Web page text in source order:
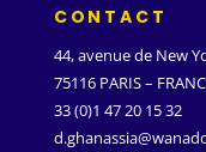
CONTACT
44, avenue de New
75116 PARIS –
33 (0)1 47 20 15 32